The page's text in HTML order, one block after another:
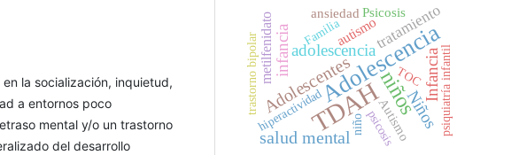
la socialización, inquietud,
a entornos poco
mental y/o un trastorno
del desarrollo
TDAH
Adolescencia
niños
Adolescentes
salud mental
Infancia
adolescencia
Niños
infancia tratamiento
autismo
metilfenidato
Autismo
Psicosis
ansiedad
TOC
Familia
hiperactividad psicosis psiquiatría infantil
trastorno bipolar
niño